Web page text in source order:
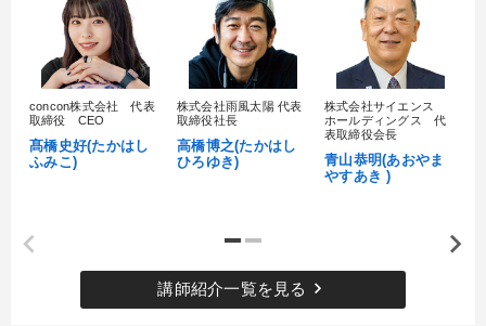
concon株式会社 代表
取締役 CEO
髙橋史好(たかはし
ふみこ)
株式会社雨風太陽 代表
取締役社長
高橋博之(たかはし
ひろゆき)
株式会社サイエンス
ホールディングス 代
表取締役会長
青山恭明(あおやま
やすあき )
講師紹介一覧を見る keyboard_arrow_right